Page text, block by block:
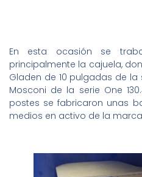
En esta ocasión se
principalmente la cajuela,
Gladen de 10 pulgadas de la
Mosconi de la serie One
postes se fabricaron unas
medios en activo de la marca